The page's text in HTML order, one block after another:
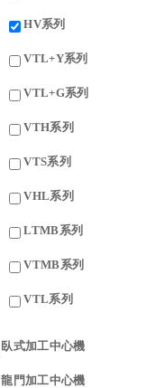
HV系列
VTL+Y系列
VTL+G系列
VTH系列
VTS系列
VHL系列
LTMB系列
VTMB系列
VTL系列
臥式加工中心機
龍門加工中心機